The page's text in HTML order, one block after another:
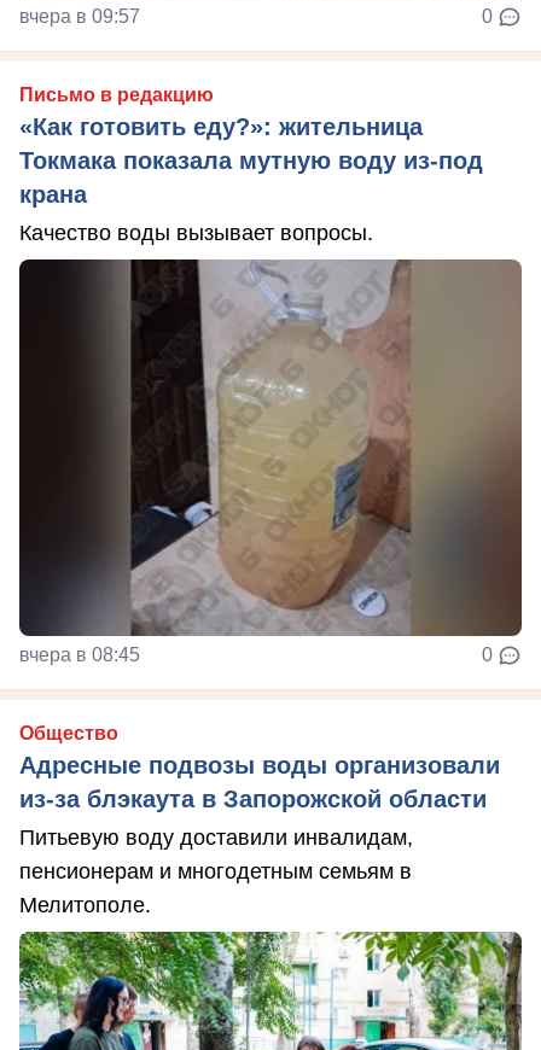
вчера в 09:57 0
Письмо в редакцию
«Как готовить еду?»: жительница
Токмака показала мутную воду из-под
крана
Качество воды вызывает вопросы.
вчера в 08:45 0
Общество
Адресные подвозы воды организовали
из-за блэкаута в Запорожской области
Питьевую воду доставили инвалидам,
пенсионерам и многодетным семьям в
Мелитополе.